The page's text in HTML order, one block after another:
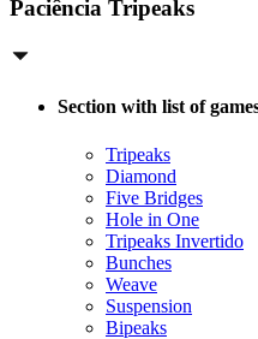
Paciência Tripeaks
Section with list of
Tripeaks
Diamond
Five Bridges
Hole in One
Tripeaks Invertido
Bunches
Weave
Suspension
Bipeaks